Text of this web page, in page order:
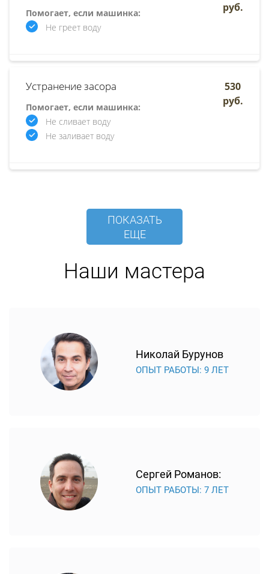
Помогает, если машинка:
Не греет воду
руб.
Устранение засора
Помогает, если машинка:
Не сливает воду
Не заливает воду
530
руб.
ПОКАЗАТЬ
ЕЩЕ
Наши мастера
Николай Бурунов
ОПЫТ РАБОТЫ: 9 ЛЕТ
Сергей Романов:
ОПЫТ РАБОТЫ: 7 ЛЕТ